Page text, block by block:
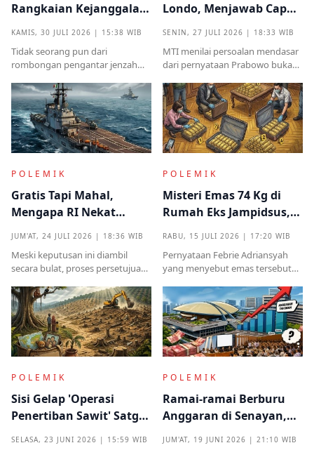
Rangkaian Kejanggalan
Kampung Halaman
KAMIS, 30 JULI 2026 | 15:38 WIB
Tidak seorang pun dari
rombongan pengantar jenzah
identitas ataupun menjelaskan
dari instansi mana.
Londo, Menjawab Cap
Kekuasaan
SENIN, 27 JULI 2026 | 18:33 WIB
MTI menilai persoalan mendasar
dari pernyataan Prabowo bukan
melainkan implikasinya yang
sangat destruktif bagi kualitas
demokrasi
POLEMIK
Gratis Tapi Mahal,
Mengapa RI Nekat
Induk Tua Italia?
JUM'AT, 24 JULI 2026 | 18:36 WIB
Meski keputusan ini diambil
secara bulat, proses persetujuan
kritik tajam terkait prosedur yang
mendadak serta kekhawatiran
akan beban anggaran
POLEMIK
Misteri Emas 74 Kg di
Rumah Eks Jampidsus,
Titipan?
RABU, 15 JULI 2026 | 17:20 WIB
Pernyataan Febrie Adriansyah
yang menyebut emas tersebut
menjadi titik penting dalam
proses pembuktian
POLEMIK
Sisi Gelap 'Operasi
Penertiban Sawit' Satgas
SELASA, 23 JUNI 2026 | 15:59 WIB
POLEMIK
Ramai-ramai Berburu
Anggaran di Senayan,
JUM'AT, 19 JUNI 2026 | 21:10 WIB